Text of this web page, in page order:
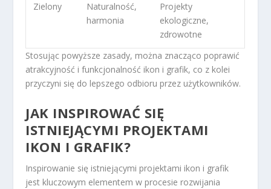
Zielony
Naturalność,
harmonia
Projekty
ekologiczne,
zdrowotne
Stosując powyższe zasady, można znacząco poprawić
atrakcyjność i funkcjonalność ikon i grafik, co z kolei
przyczyni się do lepszego odbioru przez użytkowników.
JAK INSPIROWAĆ SIĘ
ISTNIEJĄCYMI PROJEKTAMI
IKON I GRAFIK?
Inspirowanie się istniejącymi projektami ikon i grafik
jest kluczowym elementem w procesie rozwijania